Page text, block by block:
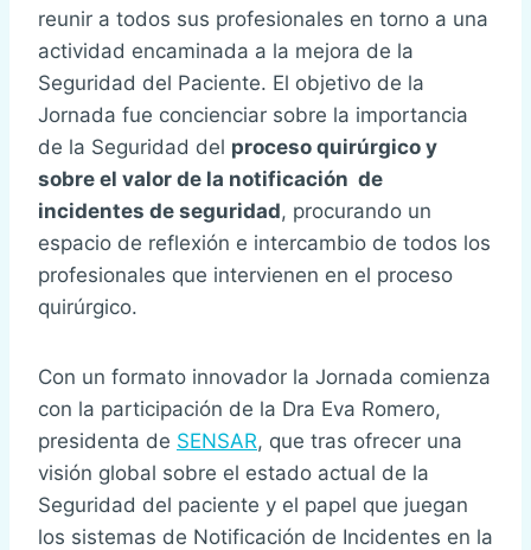
reunir a todos sus profesionales en torno a una
actividad encaminada a la mejora de la
Seguridad del Paciente. El objetivo de la
Jornada fue concienciar sobre la importancia
de la Seguridad del proceso quirúrgico y
sobre el valor de la notificación de
incidentes de seguridad, procurando un
espacio de reflexión e intercambio de todos los
profesionales que intervienen en el proceso
quirúrgico.
Con un formato innovador la Jornada comienza
con la participación de la Dra Eva Romero,
presidenta de SENSAR, que tras ofrecer una
visión global sobre el estado actual de la
Seguridad del paciente y el papel que juegan
los sistemas de Notificación de Incidentes en la